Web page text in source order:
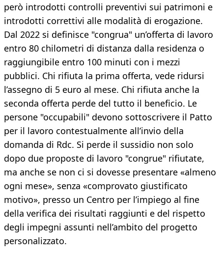
però introdotti controlli preventivi sui patrimoni e
introdotti correttivi alle modalità di erogazione.
Dal 2022 si definisce "congrua" un’offerta di lavoro
entro 80 chilometri di distanza dalla residenza o
raggiungibile entro 100 minuti con i mezzi
pubblici. Chi rifiuta la prima offerta, vede ridursi
l’assegno di 5 euro al mese. Chi rifiuta anche la
seconda offerta perde del tutto il beneficio. Le
persone "occupabili" devono sottoscrivere il Patto
per il lavoro contestualmente all’invio della
domanda di Rdc. Si perde il sussidio non solo
dopo due proposte di lavoro "congrue" rifiutate,
ma anche se non ci si dovesse presentare «almeno
ogni mese», senza «comprovato giustificato
motivo», presso un Centro per l’impiego al fine
della verifica dei risultati raggiunti e del rispetto
degli impegni assunti nell’ambito del progetto
personalizzato.